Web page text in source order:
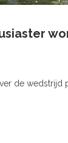
de wedstrijd